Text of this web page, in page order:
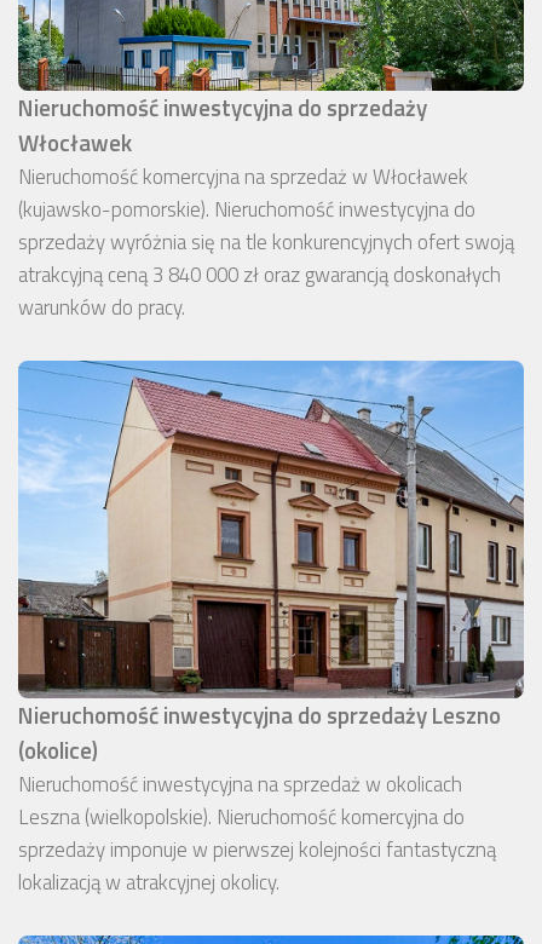
Nieruchomość inwestycyjna do sprzedaży
Włocławek
Nieruchomość komercyjna na sprzedaż w Włocławek
(kujawsko-pomorskie). Nieruchomość inwestycyjna do
sprzedaży wyróżnia się na tle konkurencyjnych ofert swoją
atrakcyjną ceną 3 840 000 zł oraz gwarancją doskonałych
warunków do pracy.
Nieruchomość inwestycyjna do sprzedaży Leszno
(okolice)
Nieruchomość inwestycyjna na sprzedaż w okolicach
Leszna (wielkopolskie). Nieruchomość komercyjna do
sprzedaży imponuje w pierwszej kolejności fantastyczną
lokalizacją w atrakcyjnej okolicy.